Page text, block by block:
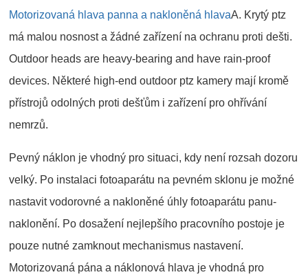
Motorizovaná hlava panna a nakloněná hlavaA. Krytý ptz
má malou nosnost a žádné zařízení na ochranu proti dešti.
Outdoor heads are heavy-bearing and have rain-proof
devices. Některé high-end outdoor ptz kamery mají kromě
přístrojů odolných proti dešťům i zařízení pro ohřívání
nemrzů.
Pevný náklon je vhodný pro situaci, kdy není rozsah dozoru
velký. Po instalaci fotoaparátu na pevném sklonu je možné
nastavit vodorovné a nakloněné úhly fotoaparátu panu-
naklonění. Po dosažení nejlepšího pracovního postoje je
pouze nutné zamknout mechanismus nastavení.
Motorizovaná pána a náklonová hlava je vhodná pro